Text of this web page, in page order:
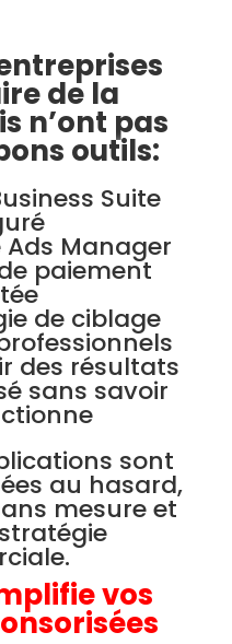
de la
n’ont pas
outils:
Suite
Ads Manager
paiement
de ciblage
des résultats
sans savoir
sont
au hasard,
mesure et
vos